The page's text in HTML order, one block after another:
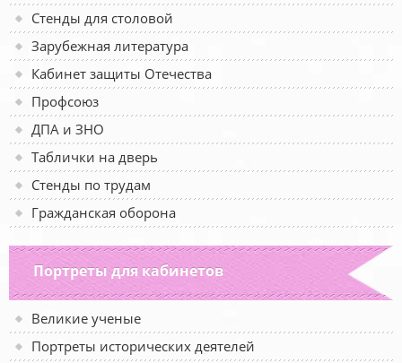
Стенды для столовой
Зарубежная литература
Кабинет защиты Отечества
Профсоюз
ДПА и ЗНО
Таблички на дверь
Стенды по трудам
Гражданская оборона
Портреты для кабинетов
Великие ученые
Портреты исторических деятелей